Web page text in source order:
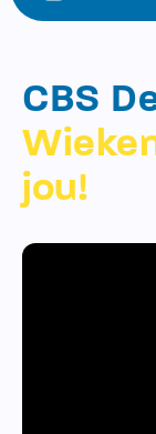
CBS
jou!